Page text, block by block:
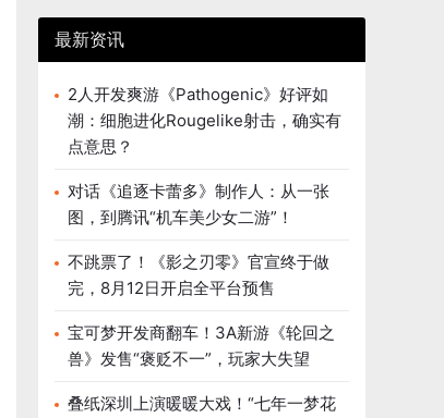
最新资讯
2人开发爽游《Pathogenic》好评如
潮：细胞进化Rougelike射击，确实有
点意思？
对话《追逐卡蕾多》制作人：从一张
图，到腾讯“机车美少女二游”！
不跳票了！《影之刃零》官宣终于做
完，8月12日开启全平台预售
宝可梦开发商翻车！3A新游《轮回之
兽》发售“褒贬不一”，玩家大失望
叠纸深圳上演暖暖大戏！“七年一梦花